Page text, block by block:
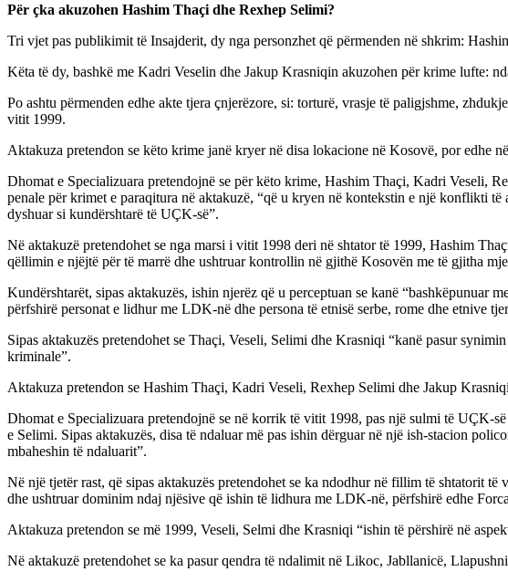
Për çka akuzohen Hashim Thaçi dhe Rexhep Selimi?
Tri vjet pas publikimit të Insajderit, dy nga personzhet që përmenden në shkrim:
Këta të dy, bashkë me Kadri Veselin dhe Jakup Krasniqin akuzohen për krime lufte:
Po ashtu përmenden edhe akte tjera çnjerëzore, si: torturë, vrasje të paligjshme,
vitit 1999.
Aktakuza pretendon se këto krime janë kryer në disa lokacione në Kosovë, por edhe
Dhomat e Specializuara pretendojnë se për këto krime, Hashim Thaçi, Kadri Veseli,
penale për krimet e paraqitura në aktakuzë, “që u kryen në kontekstin e një konflikti
dyshuar si kundërshtarë të UÇK-së”.
Në aktakuzë pretendohet se nga marsi i vitit 1998 deri në shtator të 1999, Hashim
qëllimin e njëjtë për të marrë dhe ushtruar kontrollin në gjithë Kosovën me të gjitha
Kundërshtarët, sipas aktakuzës, ishin njerëz që u perceptuan se kanë “bashkëpunuar
përfshirë personat e lidhur me LDK-në dhe persona të etnisë serbe, rome dhe etnive
Sipas aktakuzës pretendohet se Thaçi, Veseli, Selimi dhe Krasniqi “kanë pasur
kriminale”.
Aktakuza pretendon se Hashim Thaçi, Kadri Veseli, Rexhep Selimi dhe Jakup
Dhomat e Specializuara pretendojnë se në korrik të vitit 1998, pas një sulmi të UÇK-
e Selimi. Sipas aktakuzës, disa të ndaluar më pas ishin dërguar në një ish-stacion
mbaheshin të ndaluarit”.
Në një tjetër rast, që sipas aktakuzës pretendohet se ka ndodhur në fillim të shtatorit
dhe ushtruar dominim ndaj njësive që ishin të lidhura me LDK-në, përfshirë edhe
Aktakuza pretendon se më 1999, Veseli, Selmi dhe Krasniqi “ishin të përshirë në
Në aktakuzë pretendohet se ka pasur qendra të ndalimit në Likoc, Jabllanicë,